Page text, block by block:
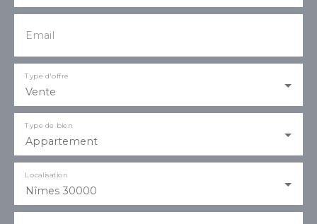
Email
Vente
Type d'offre
Appartement
Type de bien
Nîmes 30000
Localisation